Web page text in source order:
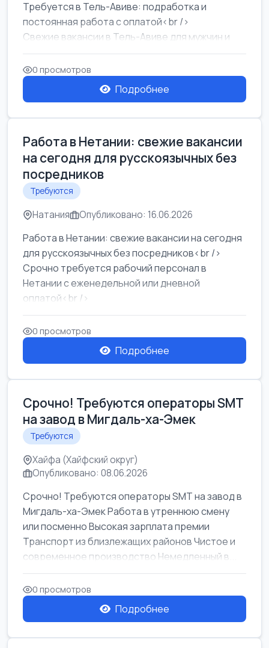
Требуется в Тель-Авиве: подработка и
постоянная работа с оплатой<br />
Свежие вакансии в Тель-Авиве для мужчин и
женщин от хозя...
0 просмотров
Подробнее
Работа в Нетании: свежие вакансии
на сегодня для русскоязычных без
посредников
Требуются
Натания Опубликовано: 16.06.2026
Работа в Нетании: свежие вакансии на сегодня
для русскоязычных без посредников<br />
Срочно требуется рабочий персонал в
Нетании с еженедельной или дневной
оплатой<br />
Свежие вакансии в Нетании дл...
0 просмотров
Подробнее
Срочно! Требуются операторы SMT
на завод в Мигдаль-ха-Эмек
Требуются
Хайфа (Хайфский округ)
Опубликовано: 08.06.2026
Срочно! Требуются операторы SMT на завод в
Мигдаль-ха-Эмек Работа в утреннюю смену
или посменно Высокая зарплата премии
Транспорт из близлежащих районов Чистое и
современное производство Немедленный в...
0 просмотров
Подробнее